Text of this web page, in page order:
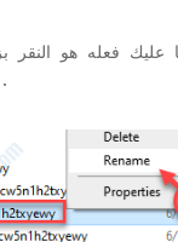
'لإعادة تسميته.